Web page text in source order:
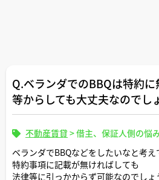
Q.ベランダでのBBQは特約
等からしても大丈夫なのでし
不動産賃貸 >借主、保証人側の悩
ベランダでBBQなどをしたいなと考
特約事項に記載が無ければしても
法律等に引っかからず可能なのでしょ